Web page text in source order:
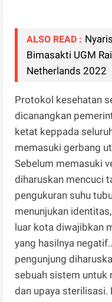
ALSO READ :
Bimasakti UGM
Netherlands 2022
Protokol kesehatan
dicanangkan
ketat keppada
memasuki gerbang
Sebelum memasuki
diharuskan mencuci
pengukuran suhu
menunjukan
luar kota diwajibkan
yang hasilnya
pengunjung
sebuah sistem untuk
dan upaya sterilisasi.